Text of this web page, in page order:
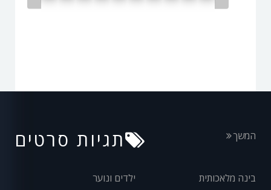
תגיות סרטים המשך
בינה מלאכותית ילדים ונוער